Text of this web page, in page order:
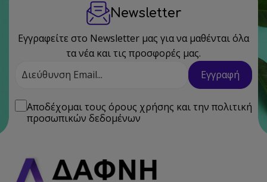
Newsletter
Εγγραφείτε στο Newsletter μας για να μαθένται όλα
τα νέα και τις προσφορές μας.
Διεύθυνση
Email
Εγγραφή
Αποδέχομαι τους όρους χρήσης και την πολιτική
προσωπικών δεδομένων